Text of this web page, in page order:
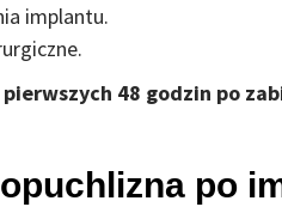
implantu.
48 godzin po
po